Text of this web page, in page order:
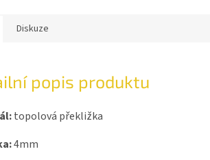
Diskuze
popis produktu
topolová překližka
4mm